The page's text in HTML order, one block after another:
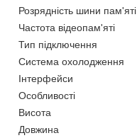
Розрядність шини пам'яті
Частота відеопам'яті
Тип підключення
Система охолодження
Інтерфейси
Особливості
Висота
Довжина